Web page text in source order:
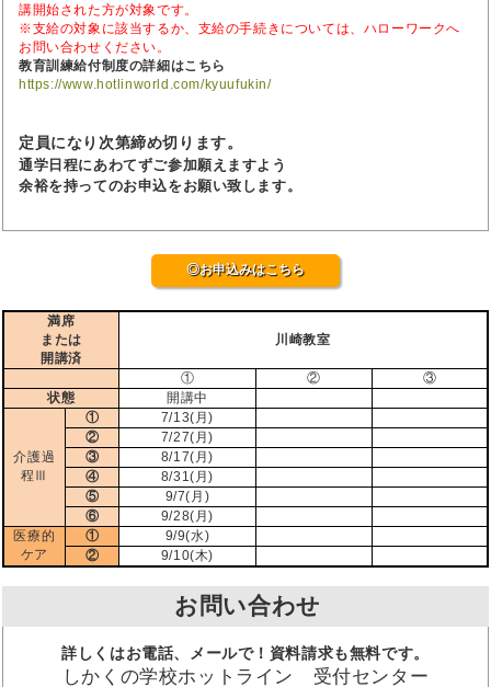
講開始された方が対象です。
※支給の対象に該当するか、支給の手続きについては、ハローワークへ
お問い合わせください。
教育訓練給付制度の詳細はこちら
https://www.hotlinworld.com/kyuufukin/
定員になり次第締め切ります。
通学日程にあわてずご参加願えますよう
余裕を持ってのお申込をお願い致します。
◎お申込みはこちら
満席
または
開講済
川崎教室
① ②
③
状態
開講中
介護過
程Ⅲ
①
7/13(月)
②
7/27(月)
③
8/17(月)
④
8/31(月)
⑤
9/7(月)
⑥
9/28(月)
医療的
ケア
①
9/9(水)
②
9/10(木)
お問い合わせ
詳しくはお電話、メールで！資料請求も無料です。
しかくの学校ホットライン 受付センター